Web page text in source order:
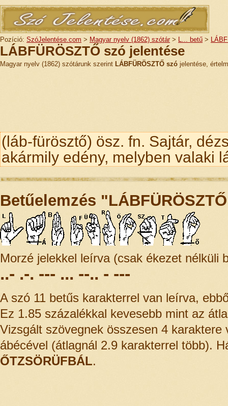
Pozíció: SzóJelentése.com > Magyar nyelv (1862) szótár> L... betű >
LÁBFÜRÖSZTŐ szó jelentése
Magyar nyelv (1862) szótárunk szerint LÁBFÜRÖSZTŐ szó jelentése,
(láb-fürösztő) ösz. fn. Sajtár,
akármily edény, melyben valaki
Betűelemzés
Morzé jelekkel leírva (csak ékezet nélküli
..- .-. --- ... --.. - ---
A szó 11 betűs karakterrel van leírva,
Ez 1.85 százalékkal kevesebb mint az
Vizsgált szövegnek összesen 4
ábécével (átlagnál 2.9 karakterrel több).
ŐTZSÖRÜFBÁL.